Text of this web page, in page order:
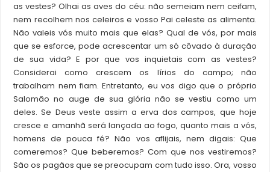
as vestes? Olhai as aves do céu: não semeiam nem ceifam,
nem recolhem nos celeiros e vosso Pai celeste as alimenta.
Não valeis vós muito mais que elas? Qual de vós, por mais
que se esforce, pode acrescentar um só côvado à duração
de sua vida? E por que vos inquietais com as vestes?
Considerai como crescem os lírios do campo; não
trabalham nem fiam. Entretanto, eu vos digo que o próprio
Salomão no auge de sua glória não se vestiu como um
deles. Se Deus veste assim a erva dos campos, que hoje
cresce e amanhã será lançada ao fogo, quanto mais a vós,
homens de pouca fé? Não vos aflijais, nem digais: Que
comeremos? Que beberemos? Com que nos vestiremos?
São os pagãos que se preocupam com tudo isso. Ora, vosso